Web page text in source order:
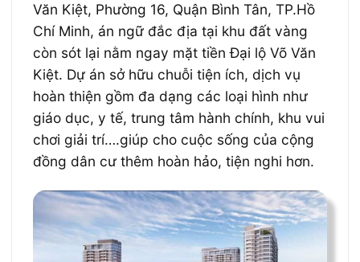
Văn Kiệt, Phường 16, Quận Bình Tân, TP.Hồ
Chí Minh, án ngữ đắc địa tại khu đất vàng
còn sót lại nằm ngay mặt tiền Đại lộ Võ Văn
Kiệt. Dự án sở hữu chuỗi tiện ích, dịch vụ
hoàn thiện gồm đa dạng các loại hình như
giáo dục, y tế, trung tâm hành chính, khu vui
chơi giải trí….giúp cho cuộc sống của cộng
đồng dân cư thêm hoàn hảo, tiện nghi hơn.